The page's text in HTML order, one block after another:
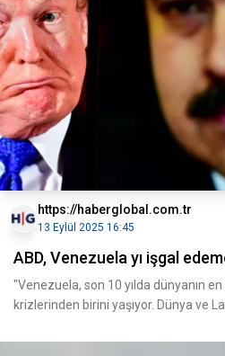
https://haberglobal.com.tr
13 Eylül 2025 16:45
ABD, Venezuela yı işgal
"Venezuela, son 10 yılda dünyanın
krizlerinden birini yaşıyor. Dünya ve